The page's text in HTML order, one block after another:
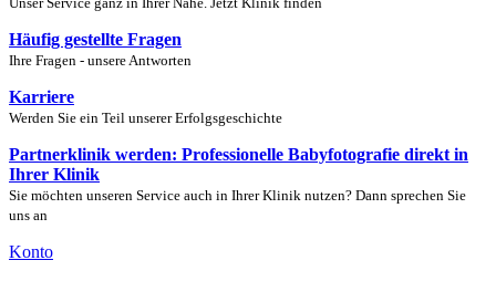
Häufig gestellte Fragen
Ihre Fragen - unsere Antworten
Karriere
Werden Sie ein Teil unserer Erfolgsgeschichte
Partnerklinik werden: Professionelle Babyfotografie direkt in
Ihrer Klinik
Sie möchten unseren Service auch in Ihrer Klinik nutzen? Dann sprechen Sie
uns an
Konto